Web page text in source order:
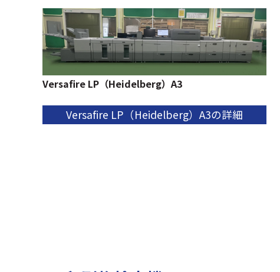
Versafire LP（Heidelberg）A3
Versafire LP（Heidelberg）A3の詳細